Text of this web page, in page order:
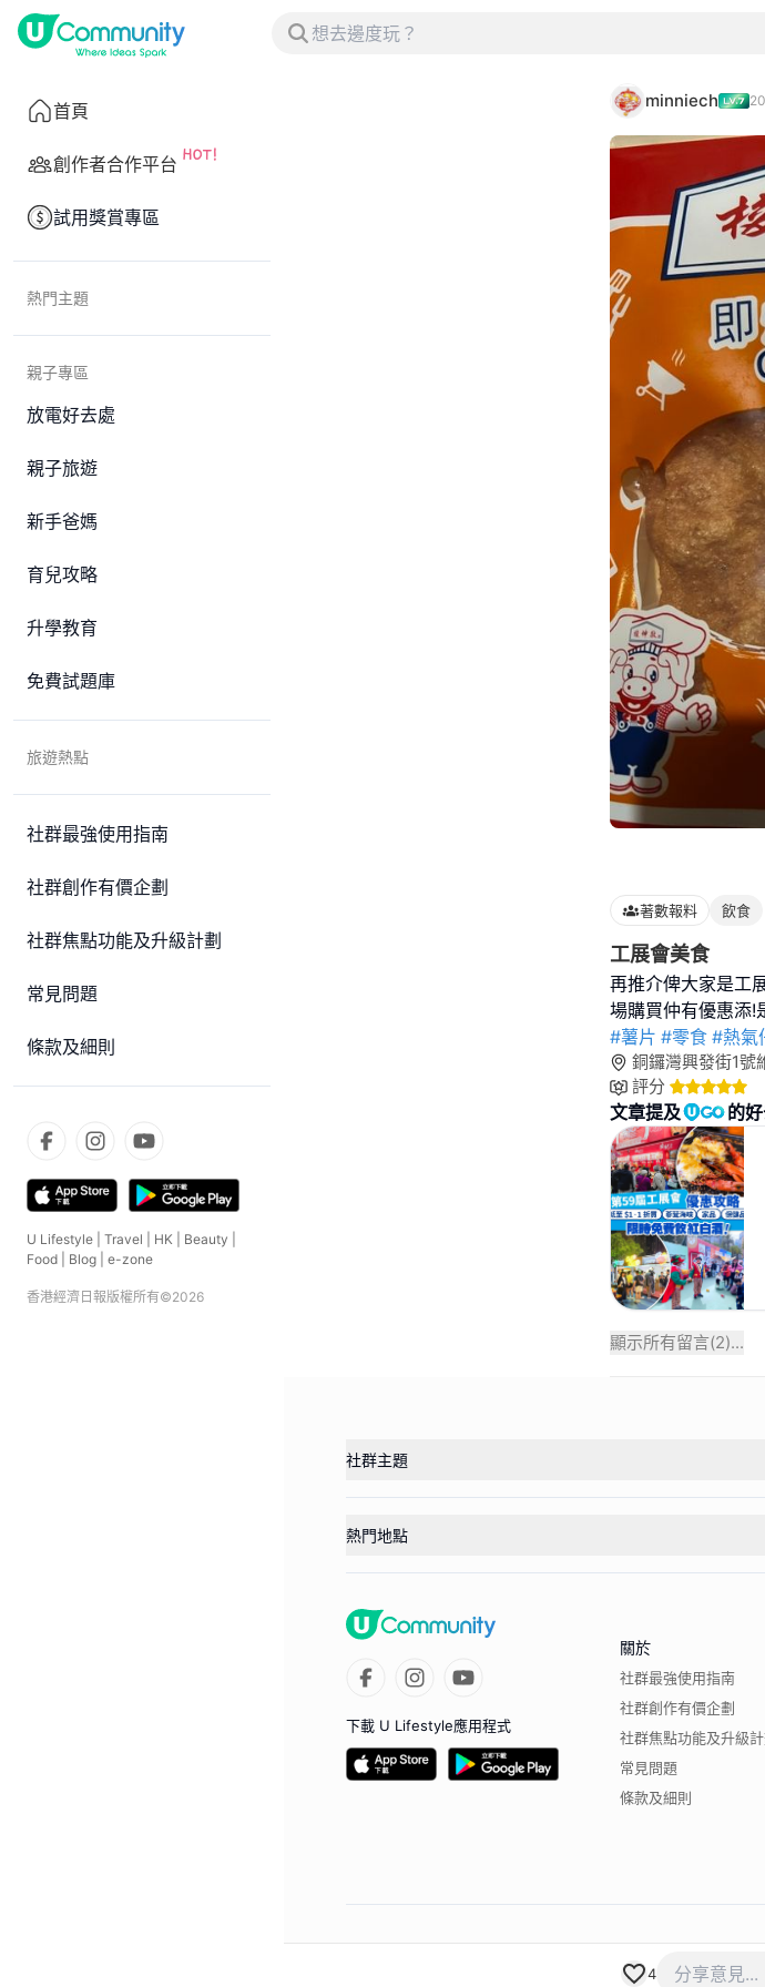
首頁
創作者合作平台
試用獎賞專區
熱門主題
親子專區
放電好去處
親子旅遊
新手爸媽
育兒攻略
升學教育
免費試題庫
旅遊熱點
社群最強使用指南
社群創作有價企劃
社群焦點功能及升級計劃
常見問題
條款及細則
U Lifestyle Travel HK Beauty
Food
Blog e-zone
香港經濟日報版權所有©2026
minniech
著數報料 飲食
工展會美食
再推介俾大家是工
#薯片 #零食 #熱氣
銅鑼灣興發街1號
評分
文章提及 的
顯示所有留言(2)...
4
社群主題
熱門地點
下載 U Lifestyle應用程式
關於
社群最強使用指南
社群創作有價企劃
社群焦點功能及升級
常見問題
條款及細則